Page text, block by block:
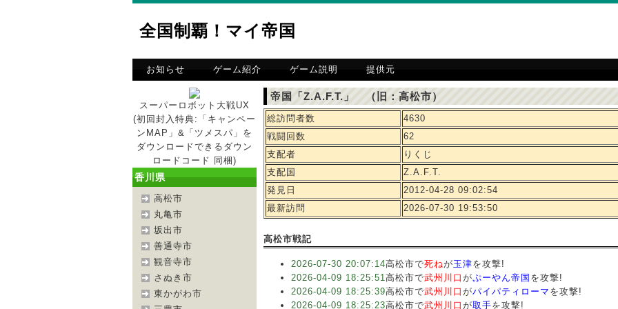
全国制覇！マイ帝国
お知らせ ゲーム紹介 ゲーム説明 提供元
スーパーロボット大戦UX
(初回封入特典:「キャンペー
ンMAP」&「ツメスパ」を
ダウンロードできるダウン
ロードコード 同梱)
香川県
高松市
丸亀市
坂出市
善通寺市
観音寺市
さぬき市
東かがわ市
帝国「Z.A.F.T.」 （旧：高松市）
総訪問者数
4630
戦闘回数
62
支配者
りくじ
支配国
Z.A.F.T.
発見日
2012-04-28 09:02:54
最新訪問
2026-07-30 19:53:50
高松市戦記
2026-07-30 20:07:14高松市で死ねが玉津を攻撃!
2026-04-09 18:25:51高松市で武州川口 がぷーやん帝国 を攻撃!
2026-04-09 18:25:39高松市で武州川口 がパイパティローマ を攻撃!
2026-04-09 18:25:23高松市で武州川口 が取手を攻撃!